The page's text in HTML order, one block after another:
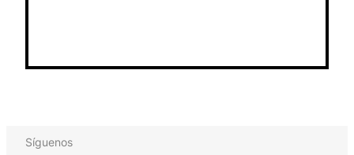
Síguenos